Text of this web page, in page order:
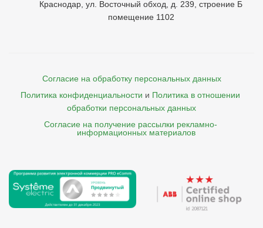
Краснодар, ул. Восточный обход, д. 239, строение Б
помещение 1102
Согласие на обработку персональных данных
Политика конфиденциальности и Политика в отношении
обработки персональных данных
Согласие на получение рассылки рекламно-
    информационных материалов